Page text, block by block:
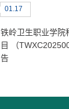
01.17
铁岭卫生职业学院
目 （
告